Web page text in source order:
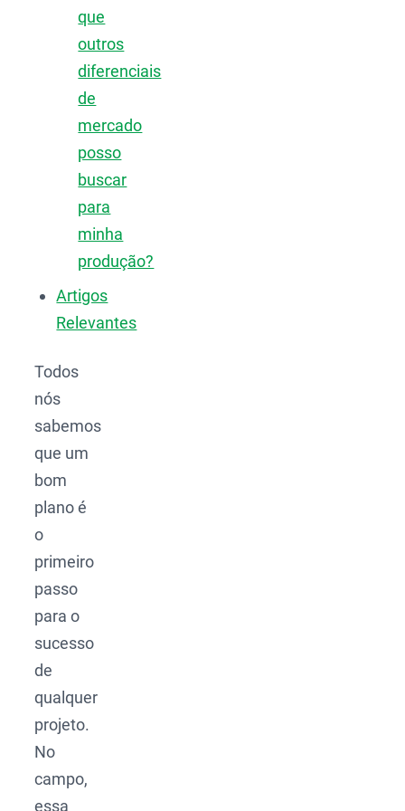
que
outros
diferenciais
de
mercado
posso
buscar
para
minha
produção?
Artigos
Relevantes
Todos
nós
sabemos
que um
bom
plano é
o
primeiro
passo
para o
sucesso
de
qualquer
projeto.
No
campo,
essa